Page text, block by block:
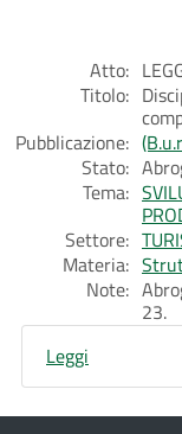
Atto:
Titolo:
Pubblicazione:
Stato:
Tema:
Settore:
Materia:
Note:
23.
Leggi